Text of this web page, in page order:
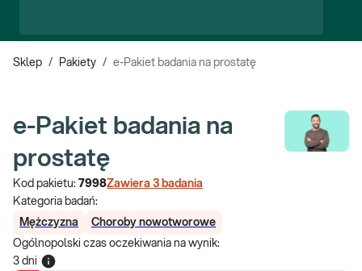
Sklep / Pakiety / e-Pakiet badania na prostatę
e-Pakiet badania na
prostatę
Kod pakietu: 7998Zawiera 3 badania
Kategoria badań:
Mężczyzna
Choroby nowotworowe
Ogólnopolski czas oczekiwania na wynik:
3 dni